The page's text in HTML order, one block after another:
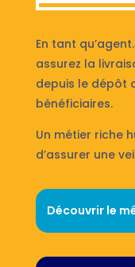
En tant
assurez la
depuis le dépôt
bénéficiaires.
Un métier riche
d’assurer une
Découvrir le